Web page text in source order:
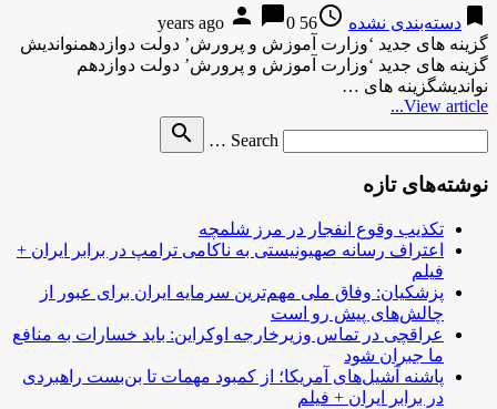
bookmark دسته‌بندی نشده access_time
56 years ago
person chat_bubble0
گزینه هاى جدید ‘وزارت آموزش و پرورش’ دولت دوازدهمنواندیش
گزینه هاى جدید ‘وزارت آموزش و پرورش’ دولت دوازدهم
نواندیشگزینه هاى …
View article...
Search …
search
نوشته‌های تازه
تکذیب وقوع انفجار در مرز شلمچه
اعتراف رسانه صهیونیستی به ناکامی ترامپ در برابر ایران +
فیلم
پزشکیان: وفاق ملی مهم‌ترین سرمایه ایران برای عبور از
چالش‌های پیش رو است
عراقچی در تماس وزیرخارجه اوکراین: باید خسارات به منافع
ما جبران شود
پاشنه آشیل‌های آمریکا؛ از کمبود مهمات تا بن‌بست راهبردی
در برابر ایران + فیلم